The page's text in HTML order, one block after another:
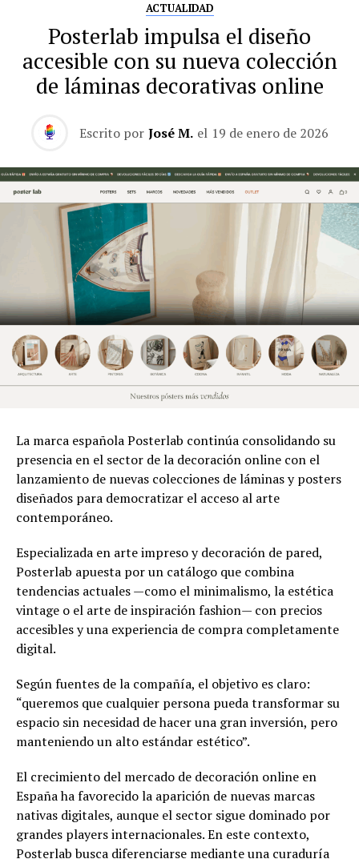
ACTUALIDAD
Posterlab impulsa el diseño
accesible con su nueva colección
de láminas decorativas online
Escrito por José M. el 19 de enero de 2026
La marca española Posterlab continúa consolidando su
presencia en el sector de la decoración online con el
lanzamiento de nuevas colecciones de láminas y posters
diseñados para democratizar el acceso al arte
contemporáneo.
Especializada en arte impreso y decoración de pared,
Posterlab apuesta por un catálogo que combina
tendencias actuales —como el minimalismo, la estética
vintage o el arte de inspiración fashion— con precios
accesibles y una experiencia de compra completamente
digital.
Según fuentes de la compañía, el objetivo es claro:
“queremos que cualquier persona pueda transformar su
espacio sin necesidad de hacer una gran inversión, pero
manteniendo un alto estándar estético”.
El crecimiento del mercado de decoración online en
España ha favorecido la aparición de nuevas marcas
nativas digitales, aunque el sector sigue dominado por
grandes players internacionales. En este contexto,
Posterlab busca diferenciarse mediante una curaduría